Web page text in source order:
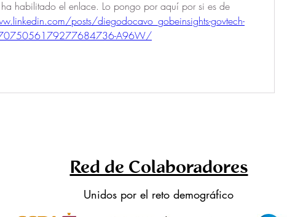
ha habilitado el enlace. Lo pongo por aquí por si es de
posts/diegodocavo_gobeinsights-govtech-
7075056179277684736-A96W/
Red de Colaboradores
Unidos por el reto demográfico